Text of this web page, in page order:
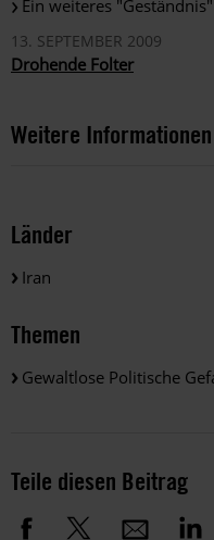
Ein weiteres "Geständnis"
13. SEPTEMBER 2009
Drohende Folter
Weitere Informationen
Länder
Iran
Themen
Gewaltlose Politische
Teile diesen Beitrag